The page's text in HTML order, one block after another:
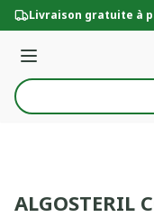
Aller au contenu
Livraison gratuite à
Menu
Rechercher
ALGOSTERIL